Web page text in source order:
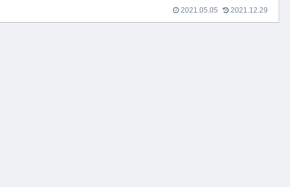
2021.05.05 2021.12.29